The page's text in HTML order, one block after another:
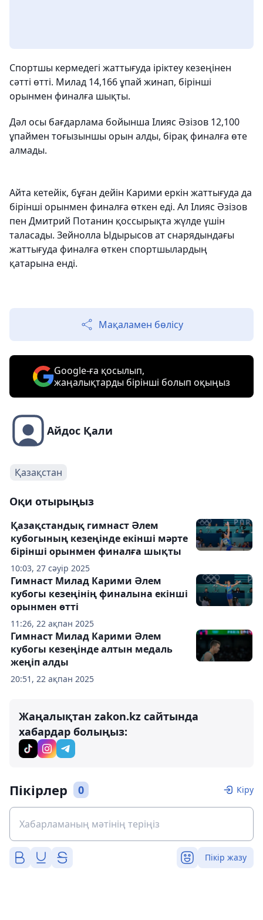
Спортшы кермедегі жаттығуда іріктеу кезеңінен
сәтті өтті. Милад 14,166 ұпай жинап, бірінші
орынмен финалға шықты.
Дәл осы бағдарлама бойынша Ілияс Әзізов 12,100
ұпаймен тоғызыншы орын алды, бірақ финалға өте
алмады.
Айта кетейік, бұған дейін Карими еркін жаттығуда да
бірінші орынмен финалға өткен еді. Ал Ілияс Әзізов
пен Дмитрий Потанин қоссырықта жүлде үшін
таласады. Зейнолла Ыдырысов ат снарядындағы
жаттығуда финалға өткен спортшылардың
қатарына енді.
Мақаламен бөлісу
Google-ға қосылып,
жаңалықтарды бірінші болып оқыңыз
Айдос Қали
Қазақстан
Оқи отырыңыз
10:03, 27 сәуір 2025
Қазақстандық гимнаст Әлем
кубогының кезеңінде екінші мәрте
бірінші орынмен финалға шықты
11:26, 22 ақпан 2025
Гимнаст Милад Карими Әлем
кубогы кезеңінің финалына екінші
орынмен өтті
20:51, 22 ақпан 2025
Гимнаст Милад Карими Әлем
кубогы кезеңінде алтын медаль
жеңіп алды
Жаңалықтан zakon.kz сайтында
хабардар болыңыз:
Пікірлер 0 Кіру
Пікір жазу